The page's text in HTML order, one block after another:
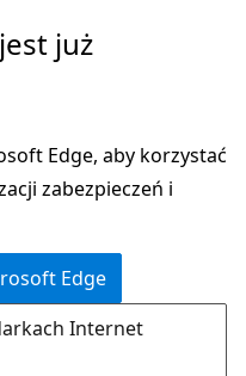
już
Edge, aby korzystać
zabezpieczeń i
Edge
Internet